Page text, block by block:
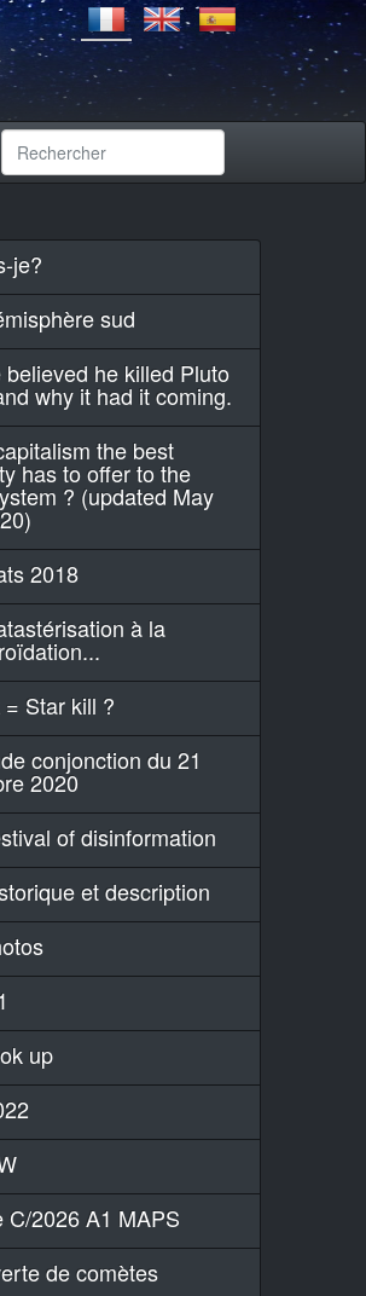
je?
sud
believed he killed Pluto
why it had it coming.
the best
has to offer to the
? (updated May
2018
à la
Star kill ?
conjonction du 21
2020
of disinformation
et description
up
C/2026 A1 MAPS
de comètes